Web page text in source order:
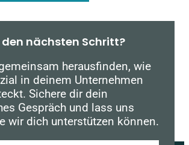
den nächsten Schritt?
herausfinden, wie
in deinem Unternehmen
Sichere dir dein
Gespräch und lass uns
wir dich unterstützen können.